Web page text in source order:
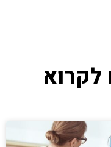
לקרוא